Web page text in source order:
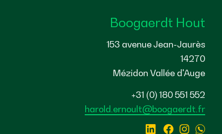
Boogaerdt Hout
153 avenue Jean-Jaurès
14270
Mézidon Vallée d'Auge
+31 (0) 180 551 552
harold.ernoult@boogaerdt.fr